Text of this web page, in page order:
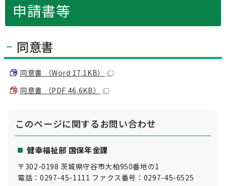
申請書等
同意書
同意書 （Word 17.1KB）
同意書 （PDF 46.6KB）
このページに関するお問い合わせ
健幸福祉部 国保年金課
〒302-0198 茨城県守谷市大柏950番地の1
電話：0297-45-1111 ファクス番号：0297-45-6525